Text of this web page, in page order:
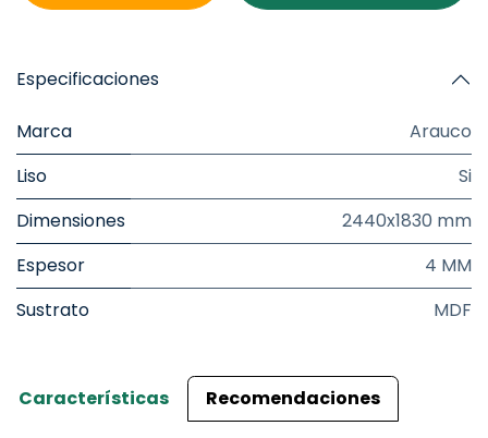
Especificaciones
Marca
Arauco
Liso
Si
Dimensiones
2440x1830 mm
Espesor
4 MM
Sustrato
MDF
Características Recomendaciones